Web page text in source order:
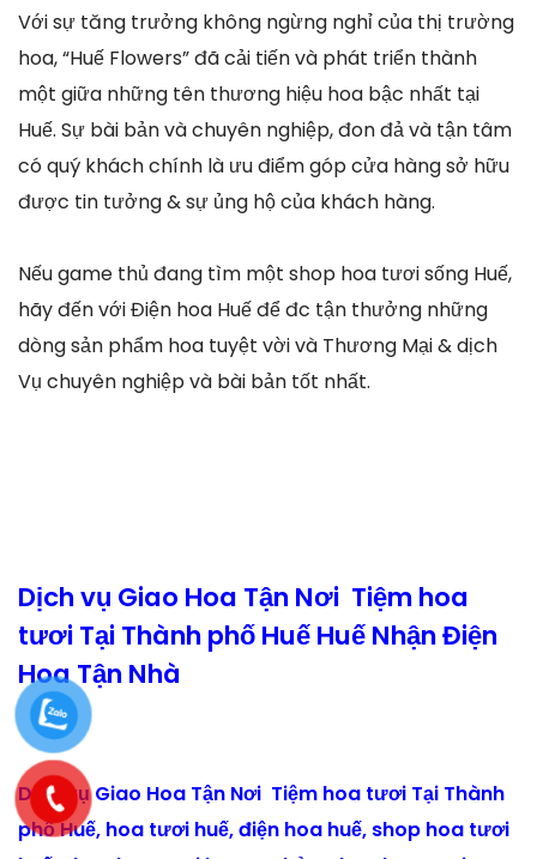
Với sự tăng trưởng không ngừng nghỉ của thị trường
hoa, “Huế Flowers” đã cải tiến và phát triển thành
một giữa những tên thương hiệu hoa bậc nhất tại
Huế. Sự bài bản và chuyên nghiệp, đon đả và tận tâm
có quý khách chính là ưu điểm góp cửa hàng sở hữu
được tin tưởng & sự ủng hộ của khách hàng.
Nếu game thủ đang tìm một shop hoa tươi sống Huế,
hãy đến với Điện hoa Huế để đc tận thưởng những
dòng sản phẩm hoa tuyệt vời và Thương Mại & dịch
Vụ chuyên nghiệp và bài bản tốt nhất.
Dịch vụ Giao Hoa Tận Nơi Tiệm hoa
tươi Tại Thành phố Huế Huế Nhận Điện
Hoa Tận Nhà
Dịch vụ Giao Hoa Tận Nơi Tiệm hoa tươi Tại Thành
phố Huế, hoa tươi huế, điện hoa huế, shop hoa tươi